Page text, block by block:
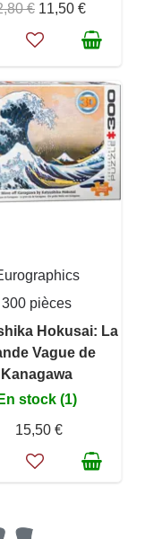
€ 11,50 €
300 pièces
Hokusai: La
Vague de
Kanagawa
En stock (1)
15,50 €